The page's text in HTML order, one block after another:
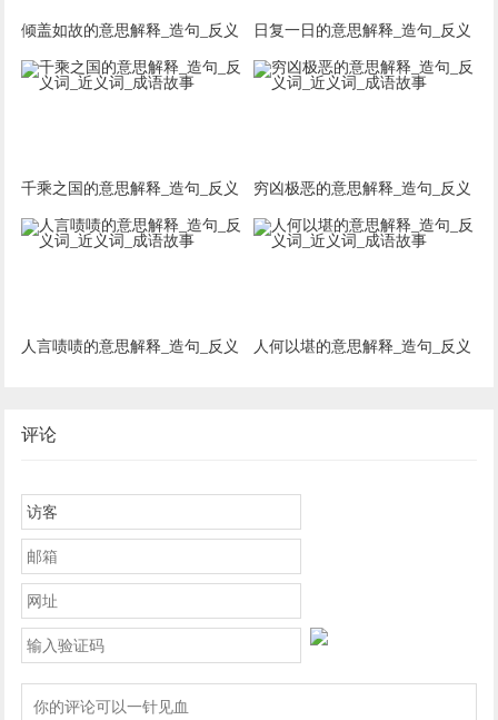
倾盖如故的意思解释_造句_反义
词_近义词_成语故事
日复一日的意思解释_造句_反义
词_近义词_成语故事
千乘之国的意思解释_造句_反义
词_近义词_成语故事
穷凶极恶的意思解释_造句_反义
词_近义词_成语故事
人言啧啧的意思解释_造句_反义 人何以堪的意思解释_造句_反义
评论